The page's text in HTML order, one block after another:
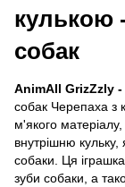
кулькою
собак
AnimAll GrizZzly
собак Черепаха з
м'якого
внутрішню кульку,
собаки. Ця
зуби собаки, а